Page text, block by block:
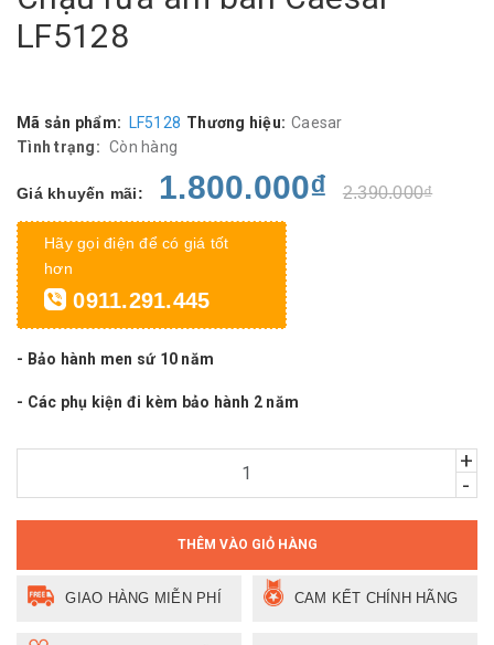
LF5128
Mã sản phẩm: LF5128 Thương hiệu: Caesar
Tình trạng: Còn hàng
Giá khuyến mãi: 1.800.000₫ 2.390.000₫
Hãy gọi điện để có giá tốt
hơn
0911.291.445
- Bảo hành men sứ 10 năm
- Các phụ kiện đi kèm bảo hành 2 năm
+
-
THÊM VÀO GIỎ HÀNG
GIAO HÀNG MIỄN PHÍ CAM KẾT CHÍNH HÃNG